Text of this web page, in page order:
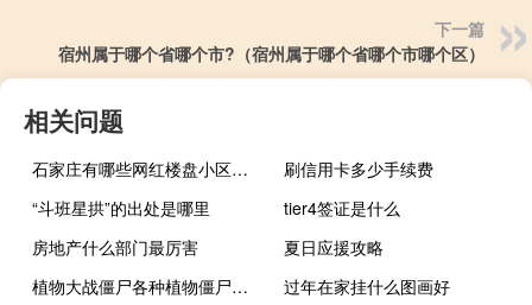
下一篇
宿州属于哪个省哪个市?（宿州属于哪个省哪个市哪个区）
相关问题
石家庄有哪些网红楼盘小区？介绍5个最知名地产项目
刷信用卡多少手续费
“斗班星拱”的出处是哪里
tier4签证是什么
房地产什么部门最厉害
夏日应援攻略
植物大战僵尸各种植物僵尸简介（植物僵尸大战简介）
过年在家挂什么图画好